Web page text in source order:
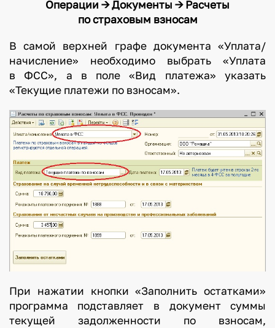
Операции -> Документы -> Расчеты
по страховым взносам
В самой верхней графе документа «Уплата/
начисление» необходимо выбрать «Уплата
в ФСС», а в поле «Вид платежа» указать
«Текущие платежи по взносам».
При нажатии кнопки «Заполнить остатками»
программа подставляет в документ суммы
текущей задолженности по взносам,